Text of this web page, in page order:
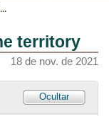
...
territory
18 de nov. de 2021
Ocultar
nov. de 2021
From the nest biology to the biocontrol of Vespa velutina